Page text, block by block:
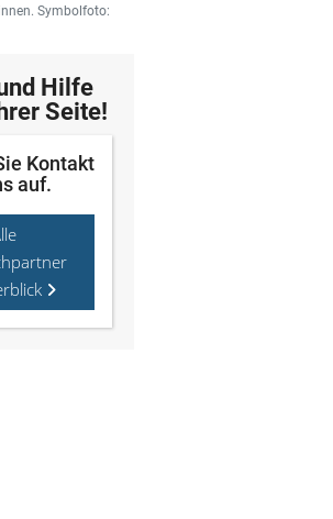
Symbolfoto:
Hilfe
Seite!
Kontakt
auf.
drucken.
vorlesen.